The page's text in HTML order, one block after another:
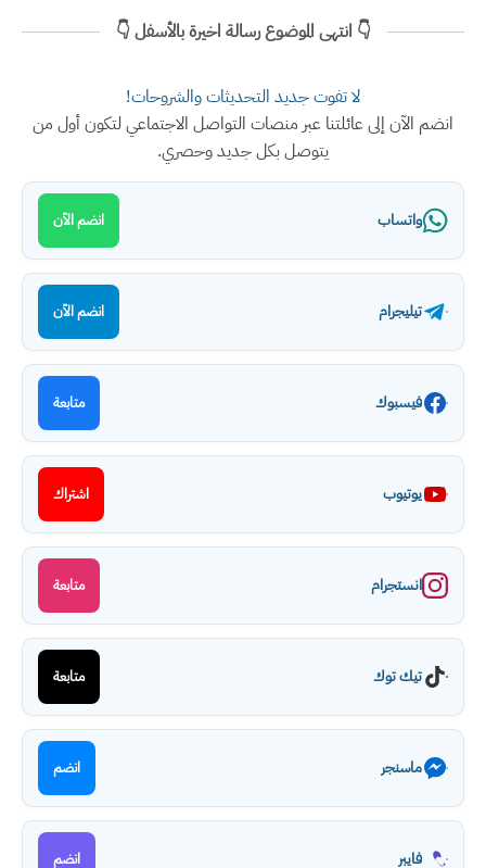
👇 انتهى الموضوع رسالة اخيرة بالأسفل 👇
لا تفوت جديد التحديثات والشروحات!
انضم الآن إلى عائلتنا عبر منصات التواصل الاجتماعي لتكون أول من
يتوصل بكل جديد وحصري.
واتساب انضم الآن
تيليجرام انضم الآن
فيسبوك متابعة
يوتيوب اشتراك
انستجرام متابعة
تيك توك متابعة
ماسنجر انضم
فايبر انضم